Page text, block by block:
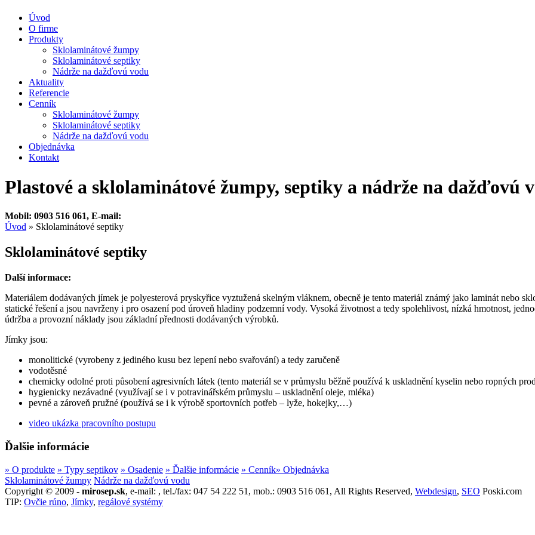
Úvod
O firme
Produkty
Sklolaminátové žumpy
Sklolaminátové septiky
Nádrže na dažďovú vodu
Aktuality
Referencie
Cenník
Sklolaminátové žumpy
Sklolaminátové septiky
Nádrže na dažďovú vodu
Objednávka
Kontakt
Plastové a sklolaminátové žumpy, septiky a nádrže na dažďovú
Mobil: 0903 516 061, E-mail:
Úvod » Sklolaminátové septiky
Sklolaminátové septiky
Další informace:
Materiálem dodávaných jímek je polyesterová pryskyřice vyztužená skelným vláknem, obecně je tento materiál známý jako laminát nebo
statické řešení a jsou navrženy i pro osazení pod úroveň hladiny podzemní vody. Vysoká životnost a tedy spolehlivost, nízká hmotnost,
údržba a provozní náklady jsou základní přednosti dodávaných výrobků.
Jímky jsou:
monolitické (vyrobeny z jediného kusu bez lepení nebo svařování) a tedy zaručeně
vodotěsné
chemicky odolné proti působení agresivních látek (tento materiál se v průmyslu běžně používá k uskladnění kyselin nebo ropných
hygienicky nezávadné (využívají se i v potravinářském průmyslu – uskladnění oleje, mléka)
pevné a zároveň pružné (používá se i k výrobě sportovních potřeb – lyže, hokejky,…)
video ukázka pracovního postupu
Ďalšie informácie
» O produkte » Typy septikov » Osadenie » Ďalšie informácie » Cenník» Objednávka
Sklolaminátové žumpy Nádrže na dažďovú vodu
Copyright © 2009 - mirosep.sk, e-mail: , tel./fax: 047 54 222 51, mob.: 0903 516 061, All Rights Reserved, Webdesign, SEO Poski.com
TIP: Ovčie rúno, Jímky, regálové systémy